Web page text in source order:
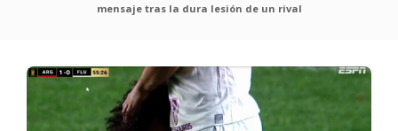
mensaje tras la dura lesión de un rival